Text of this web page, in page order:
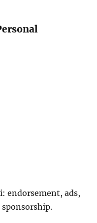
endorsement, ads,